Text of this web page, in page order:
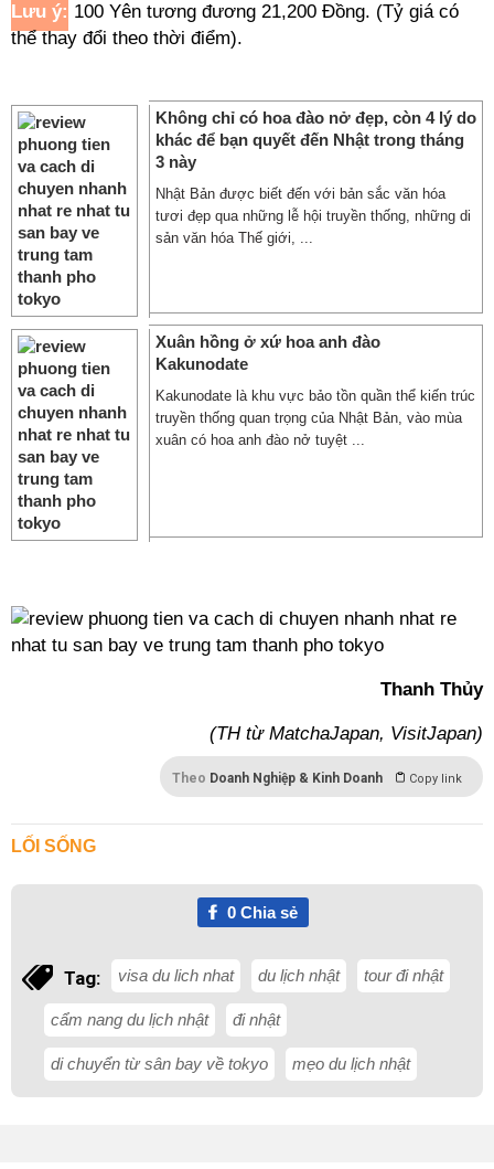
Lưu ý: 100 Yên tương đương 21,200 Đồng. (Tỷ giá có
thể thay đổi theo thời điểm).
Không chỉ có hoa đào nở đẹp, còn 4 lý do
khác để bạn quyết đến Nhật trong tháng
3 này
Nhật Bản được biết đến với bản sắc văn hóa
tươi đẹp qua những lễ hội truyền thống, những di
sản văn hóa Thế giới, ...
Xuân hồng ở xứ hoa anh đào
Kakunodate
Kakunodate là khu vực bảo tồn quần thể kiến trúc
truyền thống quan trọng của Nhật Bản, vào mùa
xuân có hoa anh đào nở tuyệt ...
Thanh Thủy
(TH từ MatchaJapan, VisitJapan)
Theo Doanh Nghiệp & Kinh Doanh Copy link
LỐI SỐNG
0Chia sẻ
Tag: visa du lich nhat du lịch nhật tour đi nhật
cẩm nang du lịch nhật đi nhật
di chuyển từ sân bay về tokyo mẹo du lịch nhật